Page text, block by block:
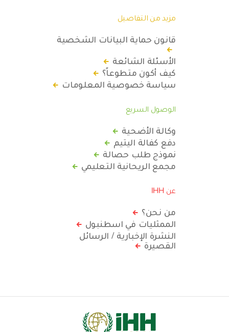
مزيد من التفاصيل
قانون حماية البيانات الشخصية
الأسئلة الشائعة
كيف أكون متطوعاً؟
سياسة خصوصية المعلومات
الوصول السريع
وكالة الأضحية
دفع كفالة اليتيم
نموذج طلب حصالة
مجمع الريحانية التعليمي
عن IHH
من نحن؟
الممثليات في اسطنبول
النشرة الإخبارية / الرسائل
القصيرة